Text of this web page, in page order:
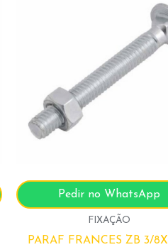
Pedir no WhatsApp
FIXAÇÃO
PARAF FRANCES ZB 3/